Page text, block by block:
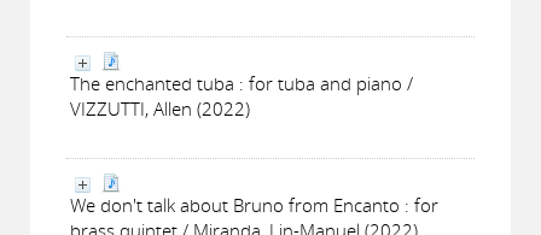
The enchanted tuba : for tuba and piano /
VIZZUTTI, Allen (2022)
We don't talk about Bruno from Encanto : for
brass quintet / Miranda, Lin-Manuel (2022)